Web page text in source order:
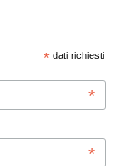
* dati richiesti
*
*